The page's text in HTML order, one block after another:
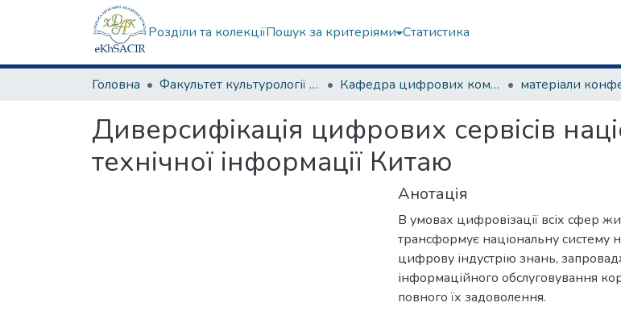
Розділи та колекціїПошук за критеріями Статистика
Головна Факультет культурології та соціальних комунікацій Кафедра цифрових комунікацій та інформаційних технологій
Диверсифікація цифрових сервісів
технічної інформації Китаю
Анотація
В умовах цифровізації всіх сфер
трансформує національну систему
цифрову індустрію знань,
інформаційного обслуговування
повного їх задоволення.